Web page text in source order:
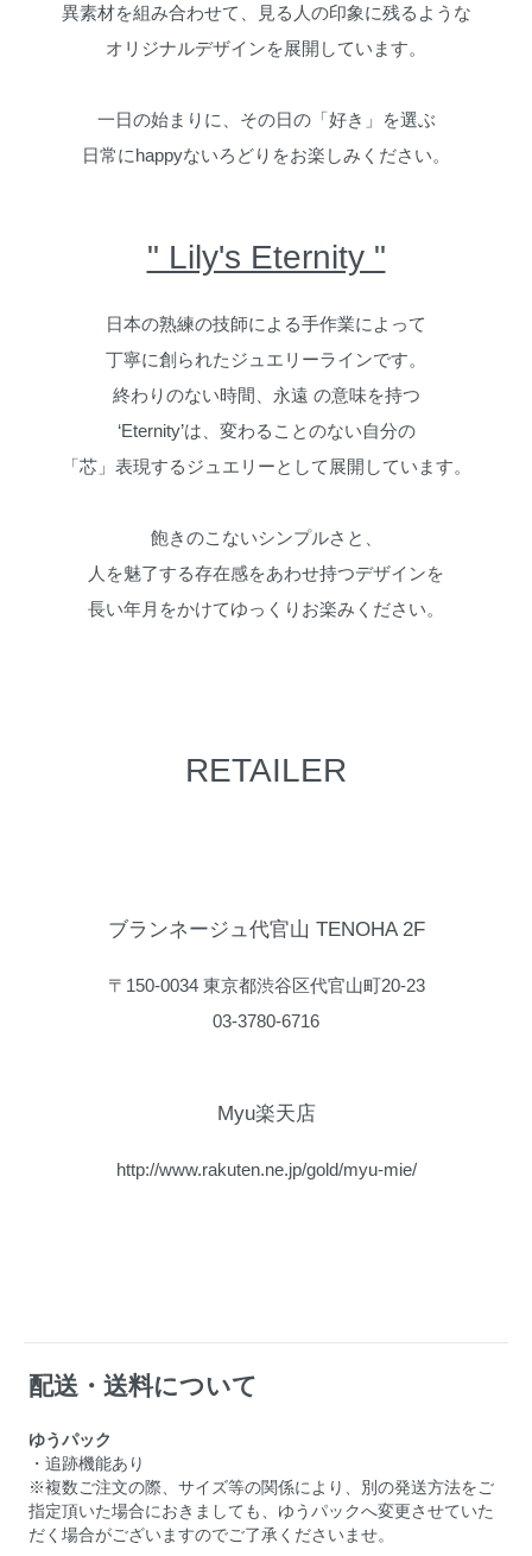
異素材を組み合わせて、見る人の印象に残るような
オリジナルデザインを展開しています。
一日の始まりに、その日の「好き」を選ぶ
日常にhappyないろどりをお楽しみください。
" Lily's Eternity "
日本の熟練の技師による手作業によって
丁寧に創られたジュエリーラインです。
終わりのない時間、永遠 の意味を持つ
‘Eternity’は、変わることのない自分の
「芯」表現するジュエリーとして展開しています。
飽きのこないシンプルさと、
人を魅了する存在感をあわせ持つデザインを
長い年月をかけてゆっくりお楽みください。
RETAILER
ブランネージュ代官山 TENOHA 2F
〒150-0034 東京都渋谷区代官山町20-23
03-3780-6716
Myu楽天店
http://www.rakuten.ne.jp/gold/myu-mie/
配送・送料について
ゆうパック
・追跡機能あり
※複数ご注文の際、サイズ等の関係により、別の発送方法をご
指定頂いた場合におきましても、ゆうパックへ変更させていた
だく場合がございますのでご了承くださいませ。